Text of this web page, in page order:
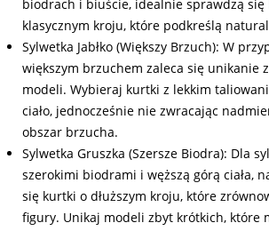
biodrach i biuście, idealnie sprawdzą się
klasycznym kroju, które podkreślą
Sylwetka Jabłko (Większy Brzuch): W
większym brzuchem zaleca się unikanie
modeli. Wybieraj kurtki z lekkim
ciało, jednocześnie nie zwracając
obszar brzucha.
Sylwetka Gruszka (Szersze Biodra): Dla
szerokimi biodrami i węższą górą ciała,
się kurtki o dłuższym kroju, które
figury. Unikaj modeli zbyt krótkich, które